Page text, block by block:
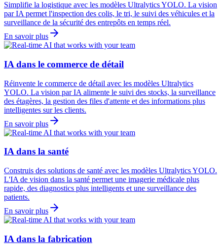
Simplifie la logistique avec les modèles Ultralytics YOLO. La vision
par IA permet l'inspection des colis, le tri, le suivi des véhicules et la
surveillance de la sécurité des entrepôts en temps réel.
En savoir plus
IA dans le commerce de détail
Réinvente le commerce de détail avec les modèles Ultralytics
YOLO. La vision par IA alimente le suivi des stocks, la surveillance
des étagères, la gestion des files d'attente et des informations plus
intelligentes sur les clients.
En savoir plus
IA dans la santé
Construis des solutions de santé avec les modèles Ultralytics YOLO.
L'IA de vision dans la santé permet une imagerie médicale plus
rapide, des diagnostics plus intelligents et une surveillance des
patients.
En savoir plus
IA dans la fabrication